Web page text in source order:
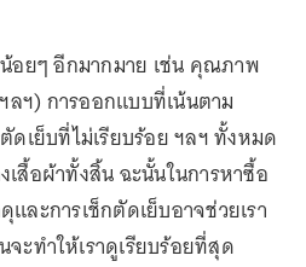
อยๆ อีกมากมาย เช่น คุณภาพ
ลฯ) การออกแบบที่เน้นตาม
ดเย็บที่ไม่เรียบร้อย ฯลฯ ทั้งหมด
สื้อผ้าทั้งสิ้น ฉะนั้นในการหาซื้อ
ละการเช็กตัดเย็บอาจช่วยเรา
ะทำให้เราดูเรียบร้อยที่สุด